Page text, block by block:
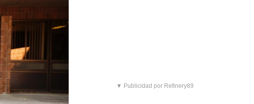
▼ Publicidad por Refinery89